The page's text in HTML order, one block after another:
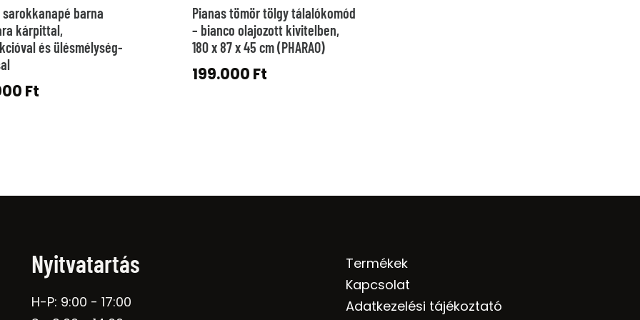
sarokkanapé barna
kárpittal,
és ülésmélység-
Ft
Pianas tömör tölgy tálalókomód
– bianco olajozott kivitelben,
180 x 87 x 45 cm (PHARAO)
199.000 Ft
Nyitvatartás
H-P: 9:00 - 17:00
Termékek
Kapcsolat
Adatkezelési tájékoztató